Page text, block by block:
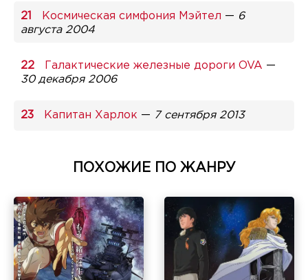
Космическая симфония Мэйтел — 6
августа 2004
Галактические железные дороги OVA —
30 декабря 2006
Капитан Харлок — 7 сентября 2013
ПОХОЖИЕ ПО ЖАНРУ